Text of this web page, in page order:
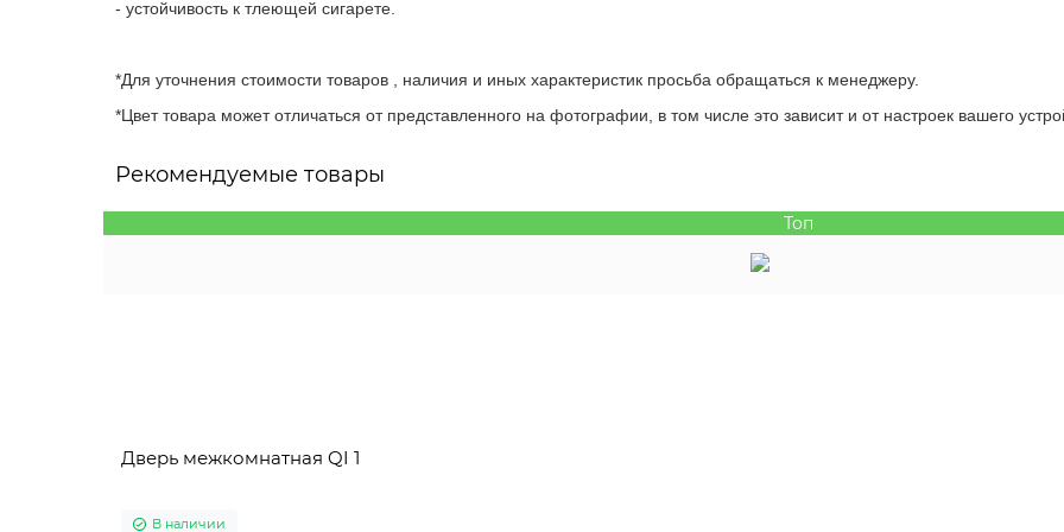
- устойчивость к тлеющей сигарете.
*Для уточнения стоимости товаров , наличия и иных характеристик просьба обращаться к менеджеру.
*Цвет товара может отличаться от представленного на фотографии, в том числе это зависит и от настроек вашего
Рекомендуемые товары
Топ
Дверь межкомнатная QI 1
В наличии